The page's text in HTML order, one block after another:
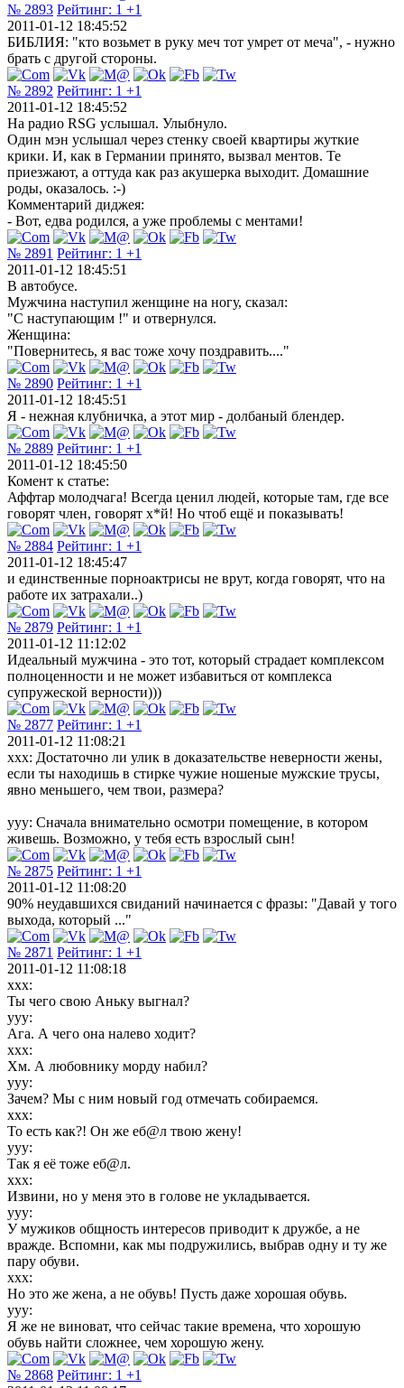
№ 2893 Рейтинг: 1 +1
2011-01-12 18:45:52
БИБЛИЯ: "кто возьмет в руку меч тот умрет от меча", - нужно
брать с другой стороны.
№ 2892 Рейтинг: 1 +1
2011-01-12 18:45:52
Hа радио RSG услышал. Улыбнуло.
Один мэн услышал через стенку своей квартиры жуткие
крики. И, как в Германии принято, вызвал ментов. Те
приезжают, а оттуда как раз акушерка выходит. Домашние
роды, оказалось. :-)
Комментарий диджея:
- Вот, едва родился, а уже проблемы с ментами!
№ 2891 Рейтинг: 1 +1
2011-01-12 18:45:51
В автобусе.
Mужчина наступил женщине на ногу, сказал:
"С наступающим !" и отвернулся.
Женщина:
"Повернитесь, я вас тоже хочу поздравить...."
№ 2890 Рейтинг: 1 +1
2011-01-12 18:45:51
Я - нежная клубничка, а этот мир - долбаный блендер.
№ 2889 Рейтинг: 1 +1
2011-01-12 18:45:50
Комент к статье:
Аффтар молодчага! Всегда ценил людей, которые там, где все
говорят член, говорят х*й! Но чтоб ещё и показывать!
№ 2884 Рейтинг: 1 +1
2011-01-12 18:45:47
и единственные порноактрисы не врут, когда говорят, что на
работе их затрахали..)
№ 2879 Рейтинг: 1 +1
2011-01-12 11:12:02
Идеальный мужчина - это тот, который страдает комплексом
полноценности и не может избавиться от комплекса
супружеской верности)))
№ 2877 Рейтинг: 1 +1
2011-01-12 11:08:21
ххх: Достаточно ли улик в доказательствe неверности жены,
если ты находишь в стирке чужие ношеные мужские трусы,
явно меньшего, чем твои, размера?
ууу: Сначала внимательно осмотри помещение, в котором
живешь. Возможно, у тебя есть взрослый сын!
№ 2875 Рейтинг: 1 +1
2011-01-12 11:08:20
90% неудавшихся свиданий начинается с фразы: "Давай у того
выхода, который ..."
№ 2871 Рейтинг: 1 +1
2011-01-12 11:08:18
xxx:
Ты чего свою Аньку выгнал?
ууу:
Ага. А чего она налево ходит?
ххх:
Хм. А любовнику морду набил?
ууу:
Зачем? Мы с ним новый год отмечать собираемся.
ххх:
То есть как?! Он же eб@л твою жену!
ууу:
Так я её тоже eб@л.
ххх:
Извини, но у меня это в голове не укладывается.
ууу:
У мужиков общность интересов приводит к дружбе, а не
вражде. Вспомни, как мы подружились, выбрав одну и ту же
пару обуви.
ххх:
Но это же жена, а не обувь! Пусть даже хорошая обувь.
ууу:
Я же не виноват, что сейчас такие времена, что хорошую
обувь найти сложнее, чем хорошую жену.
№ 2868 Рейтинг: 1 +1